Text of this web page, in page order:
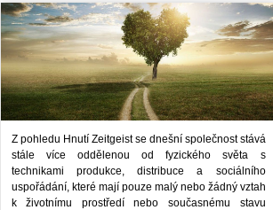
Z pohledu Hnutí Zeitgeist se dnešní společnost stává
stále více oddělenou od fyzického světa s
technikami produkce, distribuce a sociálního
uspořádání, které mají pouze malý nebo žádný vztah
k životnímu prostředí nebo současnému stavu